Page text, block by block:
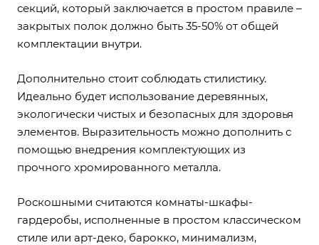
секций, который заключается в простом правиле –
закрытых полок должно быть 35-50% от общей
комплектации внутри.
Дополнительно стоит соблюдать стилистику.
Идеально будет использование деревянных,
экологически чистых и безопасных для здоровья
элементов. Выразительность можно дополнить с
помощью внедрения комплектующих из
прочного хромированного металла.
Роскошными считаются комнаты-шкафы-
гардеробы, исполненные в простом классическом
стиле или арт-деко, барокко, минимализм,